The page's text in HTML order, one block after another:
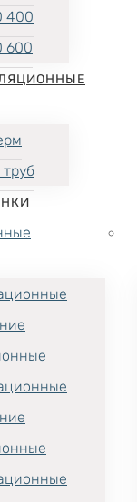
400
600